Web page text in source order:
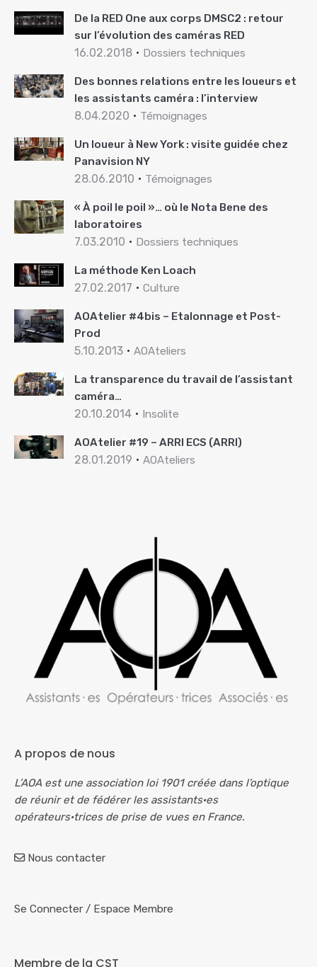
De la RED One aux corps DMSC2 : retour
sur l’évolution des caméras RED
16.02.2018 Dossiers techniques
Des bonnes relations entre les loueurs et
les assistants caméra : l’interview
8.04.2020 Témoignages
Un loueur à New York : visite guidée chez
Panavision NY
28.06.2010 Témoignages
« À poil le poil »… où le Nota Bene des
laboratoires
7.03.2010 Dossiers techniques
La méthode Ken Loach
27.02.2017 Culture
AOAtelier #4bis – Etalonnage et Post-
Prod
5.10.2013 AOAteliers
La transparence du travail de l’assistant
caméra…
20.10.2014 Insolite
AOAtelier #19 – ARRI ECS (ARRI)
28.01.2019 AOAteliers
A propos de nous
L’AOA est une association loi 1901 créée dans l’optique
de réunir et de fédérer les assistants·es
opérateurs·trices de prise de vues en France.
Nous contacter
Se Connecter / Espace Membre
Membre de la CST